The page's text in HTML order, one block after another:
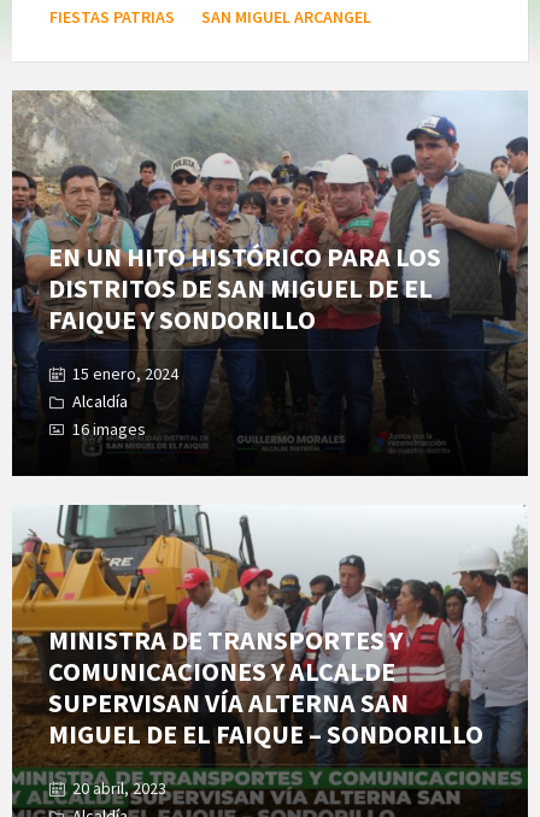
FIESTAS PATRIAS
SAN MIGUEL ARCANGEL
EN UN HITO HISTÓRICO PARA LOS
DISTRITOS DE SAN MIGUEL DE EL
FAIQUE Y SONDORILLO
15 enero, 2024
Alcaldía
16 images
Open
Gallery
MINISTRA DE TRANSPORTES Y
COMUNICACIONES Y ALCALDE
SUPERVISAN VÍA ALTERNA SAN
MIGUEL DE EL FAIQUE – SONDORILLO
20 abril, 2023
Gallery